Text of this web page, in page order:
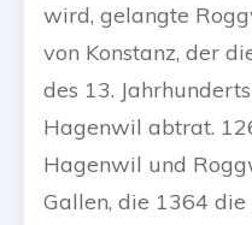
wird, gelangte
von Konstanz, der
des 13.
Hagenwil abtrat.
Hagenwil und
Gallen, die 1364